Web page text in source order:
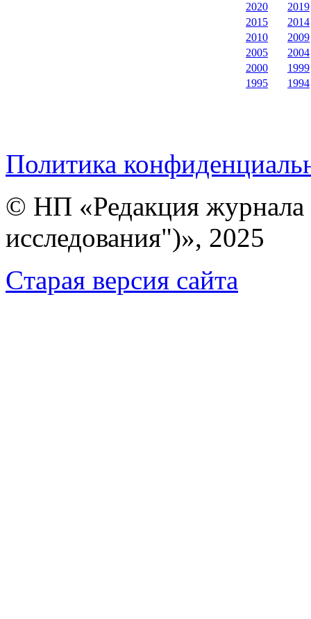
2020
2019
2015
2014
2010
2009
2005
2004
2000
1999
1995
1994
Политика
© НП «Редакция
исследования")», 2025
Cтарая версия сайта